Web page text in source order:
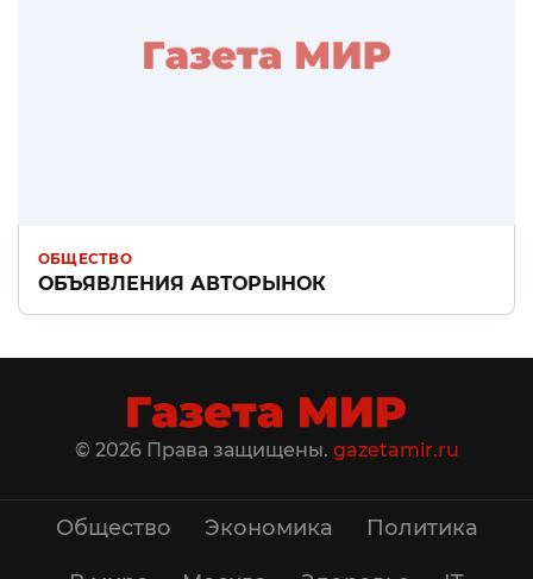
ОБЩЕСТВО
ОБЪЯВЛЕНИЯ АВТОРЫНОК
© 2026 Права защищены. gazetamir.ru
Общество Экономика Политика